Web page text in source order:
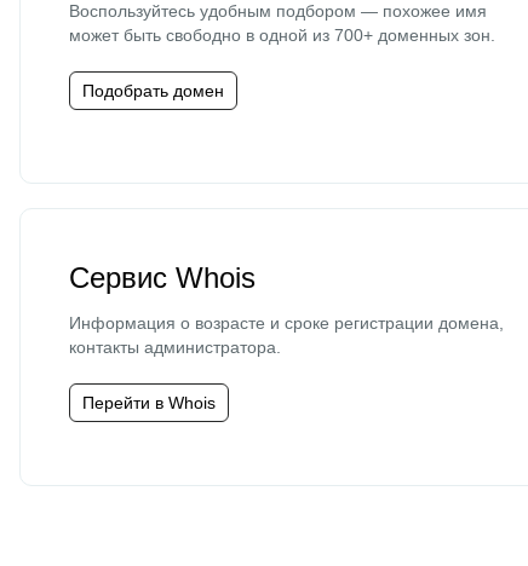
Воспользуйтесь удобным подбором — похожее имя
может быть свободно в одной из 700+ доменных зон.
Подобрать домен
Сервис Whois
Информация о возрасте и сроке регистрации домена,
контакты администратора.
Перейти в Whois